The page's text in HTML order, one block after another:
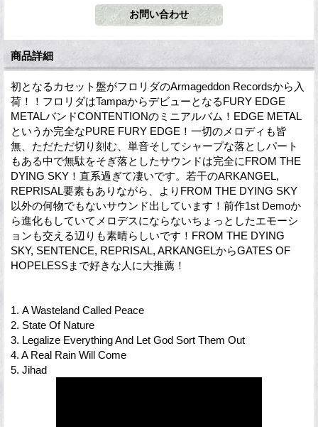
商品詳細
初となるカセット盤がフロリダのArmageddon Recordsから入
荷！！フロリダはTampaからデビューとなるFURY EDGE
METALバンドCONTENTIONのミニアルバム！EDGE METAL
というか完全なPURE FURY EDGE！一切のメロディも皆
無、ただただ切り刻む、単音そしてシャープな落としパート
もある中で無駄をそぎ落としたサウンドは完全にFROM THE
DYING SKY！直系過ぎて凄いです。若干のARKANGEL,
REPRISAL要素もありながら、よりFROM THE DYING SKY
以外の何物でもないサウンド出しています！前作1st Demoか
ら進化もしていてメロデスにならないちょっとしたエモーシ
ョンも交える辺りも素晴らしいです！FROM THE DYING
SKY, SENTENCE, REPRISAL, ARKANGELからGATES OF
HOPELESSまで好きな人に大推薦！
1. A Wasteland Called Peace
2. State Of Nature
3. Legalize Everything And Let God Sort Them Out
4. A Real Rain Will Come
5. Jihad